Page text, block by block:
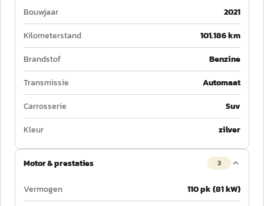
Bouwjaar
2021
Kilometerstand
101.186 km
Brandstof
Benzine
Transmissie
Automaat
Carrosserie
Suv
Kleur
zilver
Motor & prestaties 3
Vermogen
110 pk (81 kW)